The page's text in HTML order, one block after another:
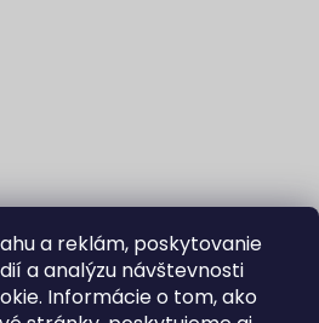
a reklám, poskytovanie
a analýzu návštevnosti
Informácie o tom, ako